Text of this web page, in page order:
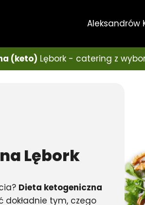
Aleksandrów
(keto) Lębork - catering z
Lębork
Dieta ketogeniczna
dokładnie tym, czego